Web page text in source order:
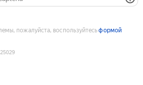
пожалуйста, воспользуйтесьформой